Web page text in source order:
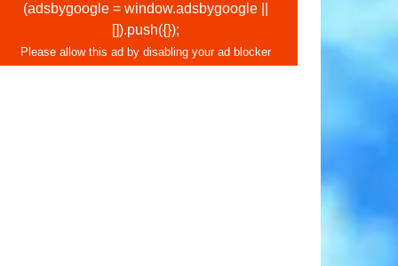
(adsbygoogle = window.adsbygoogle ||
[]).push({});